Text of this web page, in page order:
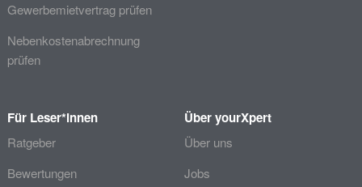
Gewerbemietvertrag prüfen
Nebenkostenabrechnung
prüfen
Für Leser*innen
Ratgeber
Bewertungen
Über yourXpert
Über uns
Jobs